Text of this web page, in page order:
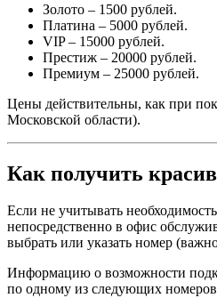
Золото – 1500 рублей.
Платина – 5000 рублей.
VIP – 15000 рублей.
Престиж – 20000 рублей.
Премиум – 25000 рублей.
Цены действительны, как при
Московской области).
Как получить
Если не учитывать
непосредственно в офис
выбрать или указать номер
Информацию о возможности
по одному из следующих